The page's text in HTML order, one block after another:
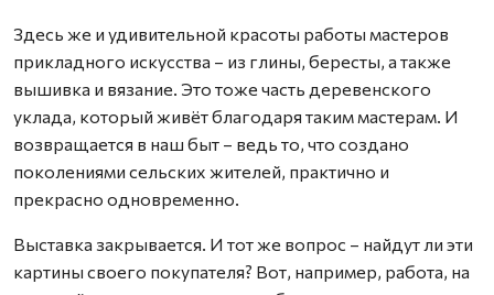
Здесь же и удивительной красоты работы мастеров
прикладного искусства – из глины, бересты, а также
вышивка и вязание. Это тоже часть деревенского
уклада, который живёт благодаря таким мастерам. И
возвращается в наш быт – ведь то, что создано
поколениями сельских жителей, практично и
прекрасно одновременно.
Выставка закрывается. И тот же вопрос – найдут ли эти
картины своего покупателя? Вот, например, работа, на